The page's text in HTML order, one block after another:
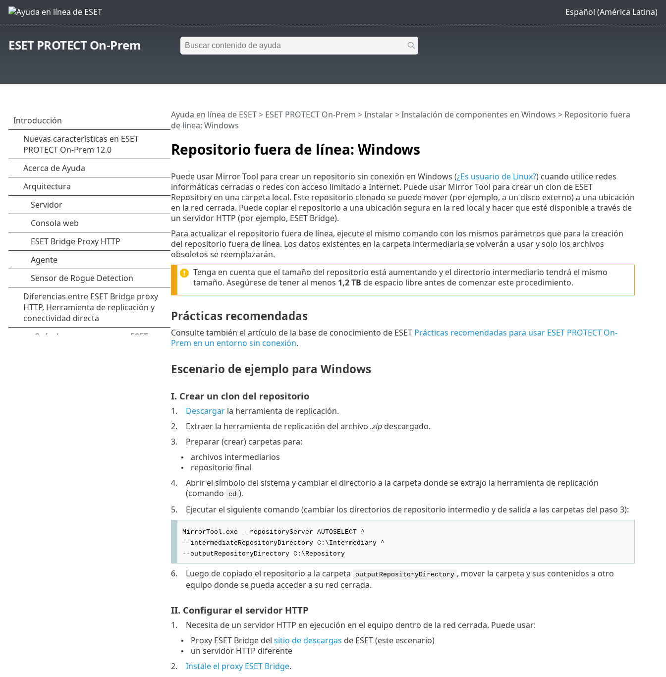
Español (América Latina)
ESET PROTECT On-Prem
Repositorio fuera de línea: Windows
Ayuda en línea de ESET> ESET PROTECT On-Prem >Instalar>Instalación de componentes en Windows > Repositorio fuera
de línea: Windows
Puede usar Mirror Tool para crear un repositorio sin conexión en Windows (¿Es usuario de Linux?) cuando utilice redes
informáticas cerradas o redes con acceso limitado a Internet. Puede usar Mirror Tool para crear un clon de ESET
Repository en una carpeta local. Este repositorio clonado se puede mover (por ejemplo, a un disco externo) a una ubicación
en la red cerrada. Puede copiar el repositorio a una ubicación segura en la red local y hacer que esté disponible a través de
un servidor HTTP (por ejemplo, ESET Bridge).
Para actualizar el repositorio fuera de línea, ejecute el mismo comando con los mismos parámetros que para la creación
del repositorio fuera de línea. Los datos existentes en la carpeta intermediaria se volverán a usar y solo los archivos
obsoletos se reemplazarán.
Tenga en cuenta que el tamaño del repositorio está aumentando y el directorio intermediario tendrá el mismo
tamaño. Asegúrese de tener al menos 1,2 TB de espacio libre antes de comenzar este procedimiento.
Prácticas recomendadas
Consulte también el artículo de la base de conocimiento de ESET Prácticas recomendadas para usar ESET PROTECT On-
Prem en un entorno sin conexión.
Escenario de ejemplo para Windows
I. Crear un clon del repositorio
1. Descargarla herramienta de replicación.
2.
Extraer la herramienta de replicación del archivo .zipdescargado.
3.
Preparar (crear) carpetas para:
• archivos intermediarios
•
repositorio final
4.
Abrir el símbolo del sistema y cambiar el directorio a la carpeta donde se extrajo la herramienta de replicación
(comando
cd ).
5.
Ejecutar el siguiente comando (cambiar los directorios de repositorio intermedio y de salida a las carpetas del paso 3):
MirrorTool.exe --repositoryServer AUTOSELECT ^
--intermediateRepositoryDirectory C:\Intermediary ^
--outputRepositoryDirectory C:\Repository
6. Luego de copiado el repositorio a la carpeta outputRepositoryDirectory , mover la carpeta y sus contenidos a otro
equipo donde se pueda acceder a su red cerrada.
II. Configurar el servidor HTTP
1. Necesita de un servidor HTTP en ejecución en el equipo dentro de la red cerrada. Puede usar:
• Proxy ESET Bridge del sitio de descargas de ESET (este escenario)
•
un servidor HTTP diferente
2.
Instale el proxy ESET Bridge.